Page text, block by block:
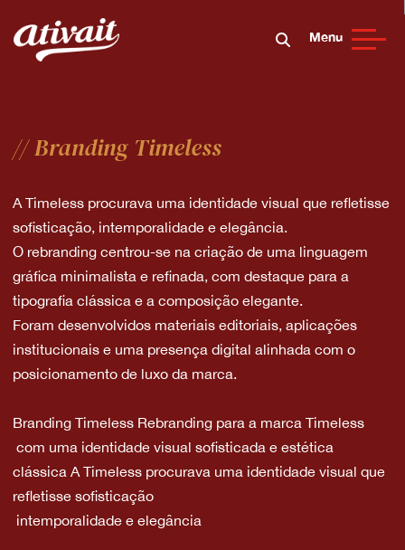
Menu
// Branding Timeless
A Timeless procurava uma identidade visual que refletisse
sofisticação, intemporalidade e elegância.
O rebranding centrou-se na criação de uma linguagem
gráfica minimalista e refinada, com destaque para a
tipografia clássica e a composição elegante.
Foram desenvolvidos materiais editoriais, aplicações
institucionais e uma presença digital alinhada com o
posicionamento de luxo da marca.
Branding Timeless Rebranding para a marca Timeless
com uma identidade visual sofisticada e estética
clássica A Timeless procurava uma identidade visual que
refletisse sofisticação
intemporalidade e elegância